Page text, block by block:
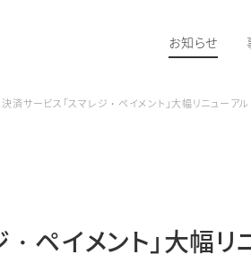
お知らせ
決済サービス「スマレジ・ペイメント」大幅リニューアル
ペイメント」大幅リ